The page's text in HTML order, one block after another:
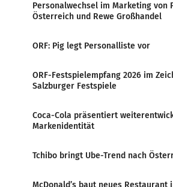
Personalwechsel im Marketing von
Österreich und Rewe Großhandel
ORF: Pig legt Personalliste vor
ORF-Festspielempfang 2026 im
Salzburger Festspiele
Coca-Cola präsentiert
Markenidentität
Tchibo bringt Ube-Trend nach
McDonald’s baut neues Restaurant